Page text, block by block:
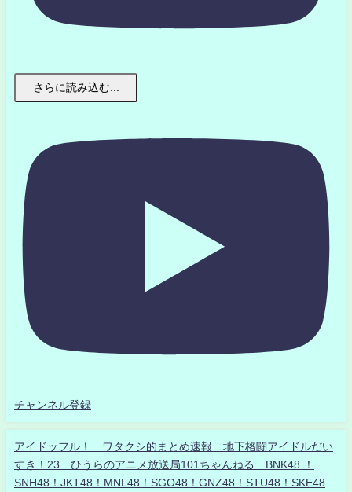
さらに読み込む...
チャンネル登録
アイドッフル！ ワタクシ的まとめ速報 地下格闘アイドルだい
すき！23 ひうらのアニメ放送局101ちゃんねる BNK48 ！
SNH48！JKT48！MNL48！SGO48！GNZ48！STU48！SKE48